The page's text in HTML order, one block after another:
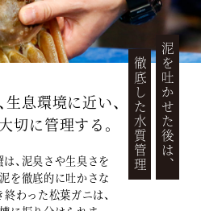
泥を吐かせた後は、
徹底した水質管理
息環境に近い、
切に管理する。
、泥臭さや生臭さを
を徹底的に吐かさな
わった松葉ガニは、